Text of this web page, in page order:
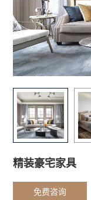
精装豪宅家具
免费咨询